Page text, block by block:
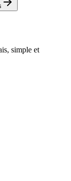
simple et